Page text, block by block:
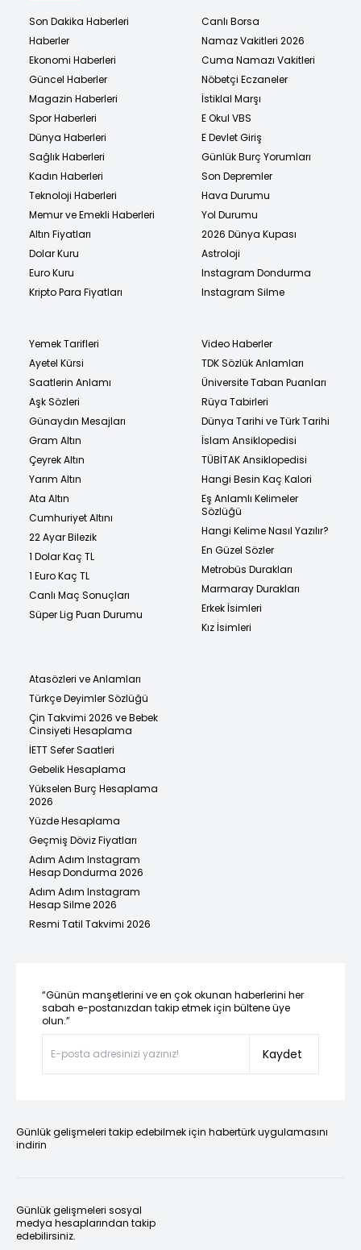
Son Dakika Haberleri
Haberler
Ekonomi Haberleri
Güncel Haberler
Magazin Haberleri
Spor Haberleri
Dünya Haberleri
Sağlık Haberleri
Kadın Haberleri
Teknoloji Haberleri
Memur ve Emekli Haberleri
Altın Fiyatları
Dolar Kuru
Euro Kuru
Kripto Para Fiyatları
Canlı Borsa
Namaz Vakitleri 2026
Cuma Namazı Vakitleri
Nöbetçi Eczaneler
İstiklal Marşı
E Okul VBS
E Devlet Giriş
Günlük Burç Yorumları
Son Depremler
Hava Durumu
Yol Durumu
2026 Dünya Kupası
Astroloji
Instagram Dondurma
Instagram Silme
Yemek Tarifleri
Ayetel Kürsi
Saatlerin Anlamı
Aşk Sözleri
Günaydın Mesajları
Gram Altın
Çeyrek Altın
Yarım Altın
Ata Altın
Cumhuriyet Altını
22 Ayar Bilezik
1 Dolar Kaç TL
1 Euro Kaç TL
Canlı Maç Sonuçları
Süper Lig Puan Durumu
Video Haberler
TDK Sözlük Anlamları
Üniversite Taban Puanları
Rüya Tabirleri
Dünya Tarihi ve Türk Tarihi
İslam Ansiklopedisi
TÜBİTAK Ansiklopedisi
Hangi Besin Kaç Kalori
Eş Anlamlı Kelimeler
Sözlüğü
Hangi Kelime Nasıl Yazılır?
En Güzel Sözler
Metrobüs Durakları
Marmaray Durakları
Erkek İsimleri
Kız İsimleri
Atasözleri ve Anlamları
Türkçe Deyimler Sözlüğü
Çin Takvimi 2026 ve Bebek
Cinsiyeti Hesaplama
İETT Sefer Saatleri
Gebelik Hesaplama
Yükselen Burç Hesaplama
2026
Yüzde Hesaplama
Geçmiş Döviz Fiyatları
Adım Adım Instagram
Hesap Dondurma 2026
Adım Adım Instagram
Hesap Silme 2026
Resmi Tatil Takvimi 2026
“Günün manşetlerini ve en çok okunan haberlerini her
sabah e-postanızdan takip etmek için bültene üye
olun.”
Kaydet
Günlük gelişmeleri takip edebilmek için habertürk uygulamasını
indirin
Günlük gelişmeleri sosyal
medya hesaplarından takip
edebilirsiniz.